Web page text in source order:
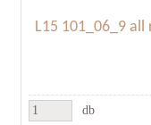
L15 101_06_9
db